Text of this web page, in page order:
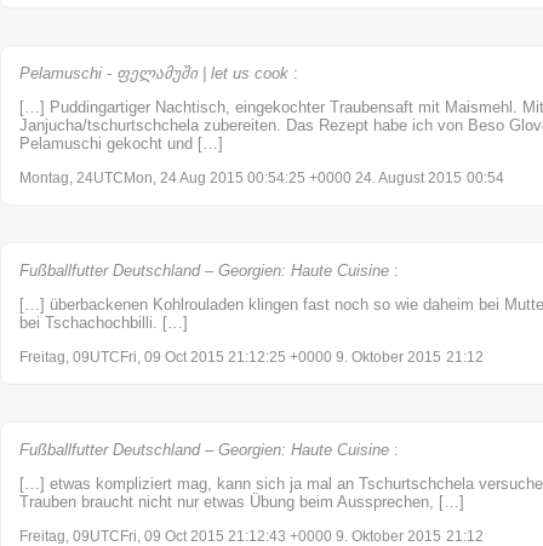
Pelamuschi - ფელამუში | let us cook :
[…] Puddingartiger Nachtisch, eingekochter Traubensaft mit Maismehl.
Janjucha/tschurtschchela zubereiten. Das Rezept habe ich von Beso
Pelamuschi gekocht und […]
Montag, 24UTCMon, 24 Aug 2015 00:54:25 +0000 24. August 2015 00:54
Fußballfutter Deutschland – Georgien: Haute Cuisine :
[…] überbackenen Kohlrouladen klingen fast noch so wie daheim bei
bei Tschachochbilli. […]
Freitag, 09UTCFri, 09 Oct 2015 21:12:25 +0000 9. Oktober 2015 21:12
Fußballfutter Deutschland – Georgien: Haute Cuisine :
[…] etwas kompliziert mag, kann sich ja mal an Tschurtschchela
Trauben braucht nicht nur etwas Übung beim Aussprechen, […]
Freitag, 09UTCFri, 09 Oct 2015 21:12:43 +0000 9. Oktober 2015 21:12